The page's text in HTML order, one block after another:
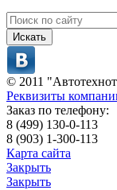
Искать
© 2011
Реквизиты
Заказ по телефону:
8 (499) 130-0-113
8 (903) 1-300-113
Карта сайта
Закрыть
Закрыть